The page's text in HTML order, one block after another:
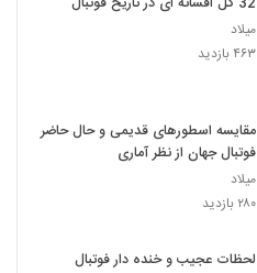
میلاد
۴۶۳ بازدید
مقایسه اسطورهای قدیمی و حال حاضر
فوتبال جهان از نظر آماری
میلاد
۲۸۰ بازدید
لحظات عجیب و خنده دار فوتبال